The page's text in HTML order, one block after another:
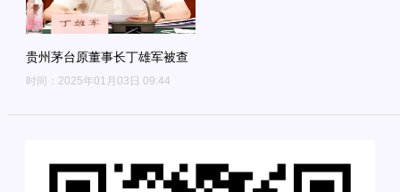
贵州茅台原董事长丁雄军被查
时间：2025年01月03日 09:44